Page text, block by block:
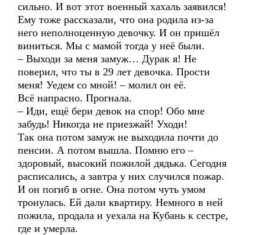
сильно. И вот этот военный хахаль заявился!
Ему тоже рассказали, что она родила из-за
него неполноценную девочку. И он пришёл
виниться. Мы с мамой тогда у неё были.
– Выходи за меня замуж… Дурак я! Не
поверил, что ты в 29 лет девочка. Прости
меня! Уедем со мной! – молил он её.
Всё напрасно. Прогнала.
– Иди, ещё бери девок на спор! Обо мне
забудь! Никогда не приезжай! Уходи!
Так она потом замуж не выходила почти до
пенсии. А потом вышла. Помню его –
здоровый, высокий пожилой дядька. Сегодня
расписались, а завтра у них случился пожар.
И он погиб в огне. Она потом чуть умом
тронулась. Ей дали квартиру. Немного в ней
пожила, продала и уехала на Кубань к сестре,
где и умерла.